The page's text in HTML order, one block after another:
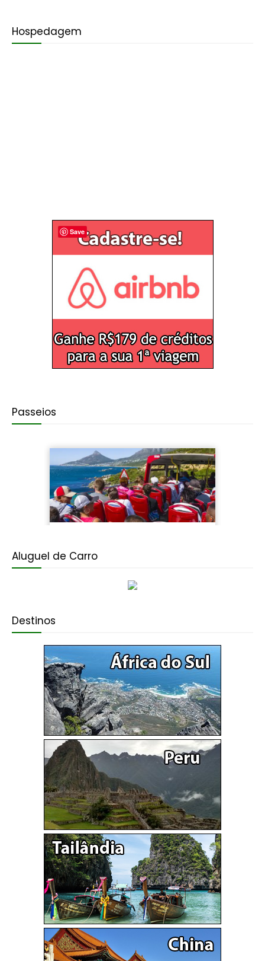
Hospedagem
Passeios
Aluguel de Carro
Destinos
Save